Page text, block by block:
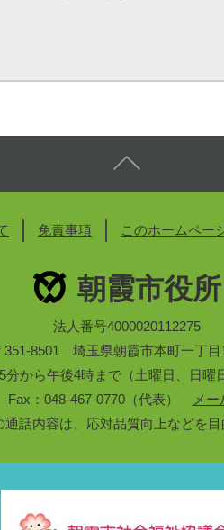
免責事項 このホームペー
朝霞市役所
法人番号4000020112275
351-8501 埼玉県朝霞市本町一丁目
分から午後4時まで（土曜日、日曜
Fax：048-467-0770（代表）
メ
話内容は、応対品質向上などを目